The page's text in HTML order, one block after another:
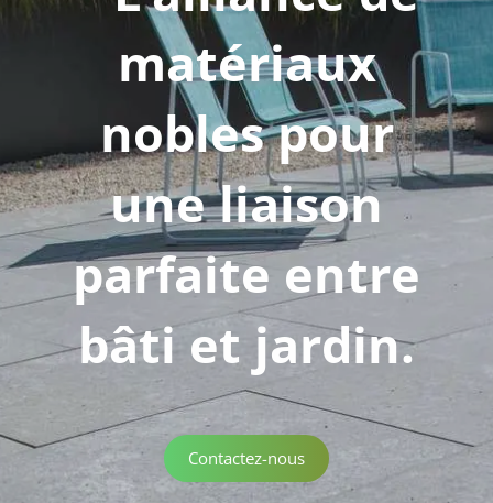
matériaux
nobles pour
une liaison
parfaite entre
bâti et jardin.
Contactez-nous